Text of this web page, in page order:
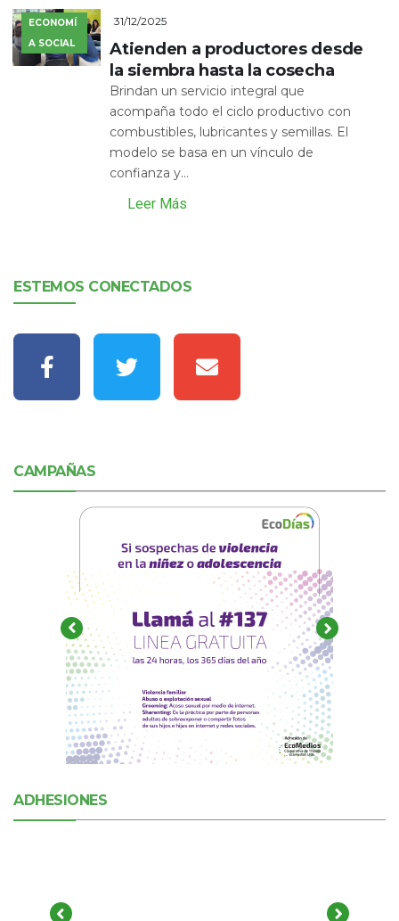
ECONOMÍ
A SOCIAL
31/12/2025
Atienden a productores desde
la siembra hasta la cosecha
Brindan un servicio integral que
acompaña todo el ciclo productivo con
combustibles, lubricantes y semillas. El
modelo se basa en un vínculo de
confianza y...
Leer Más
ESTEMOS CONECTADOS
CAMPAÑAS
ADHESIONES